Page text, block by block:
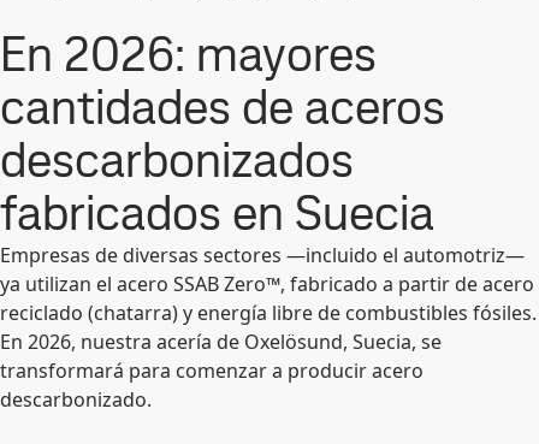
En 2026: mayores
cantidades de aceros
descarbonizados
fabricados en Suecia
Empresas de diversas sectores —incluido el automotriz—
ya utilizan el acero SSAB Zero™, fabricado a partir de acero
reciclado (chatarra) y energía libre de combustibles fósiles.
En 2026, nuestra acería de Oxelösund, Suecia, se
transformará para comenzar a producir acero
descarbonizado.